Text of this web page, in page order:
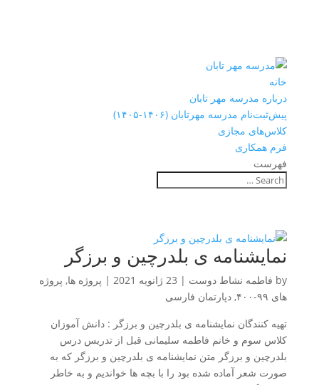
خانه
درباره مدرسه مهر تابان
پیش‌ثبت‌نام مدرسه مهرتابان (۱۴۰۶-۱۴۰۵)
کلاس‌های مجازی
فرم همکاری
فهرست
نمایشنامه ی بلدرچین و برزگر
by فاطمه نشاط دوست | 23 ژانویه 2021 | پروژه ها, پروژه
های ۹۹-۴۰۰
, دپارتمان فارسی
تهیه کنندگان نمایشنامه ی بلدرچین و برزگر : دانش آموزان
کلاس سوم و خانم فاطمه سلیمانی قبل از تدریس درس
بلدرچین و برزگر متن نمایشنامه ی بلدرچین و برزگر که به
صورت شعر آماده شده بود را با بچه ها خواندیم و به خاطر